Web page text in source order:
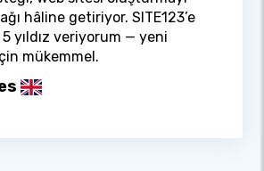
hâline getiriyor. SITE123’e
yıldız veriyorum — yeni
mükemmel.